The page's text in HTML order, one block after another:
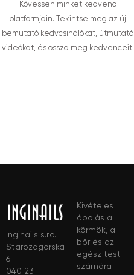
Kövessen minket kedvenc
platformjain. Tekintse meg az új
bemutató kedvcsinálókat, útmutató
videókat, és ossza meg kedvenceit!
Inginails s.r.o.
Starozagorská
6
040 23
Kivételes
ápolás a
körmök, a
bőr és az
egész test
számára